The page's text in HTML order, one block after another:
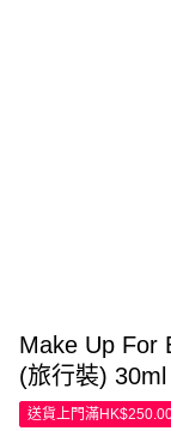
Make Up For
(旅行裝) 30ml
送貨上門滿